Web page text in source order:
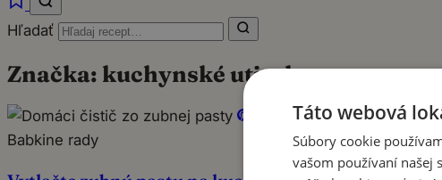
Hľadať
Značka: kuchynské utierky
Babkine rady
Táto webová
Súbory cookie
vašom používaní našej